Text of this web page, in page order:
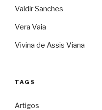
Valdir Sanches
Vera Vaia
Vivina de Assis Viana
TAGS
Artigos